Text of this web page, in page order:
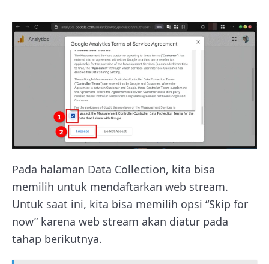
Pada halaman Data Collection, kita bisa
memilih untuk mendaftarkan web stream.
Untuk saat ini, kita bisa memilih opsi “Skip for
now” karena web stream akan diatur pada
tahap berikutnya.